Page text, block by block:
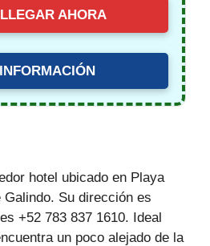
AHORA
hotel ubicado en Playa
Su dirección es
+52 783 837 1610. Ideal
un poco alejado de la